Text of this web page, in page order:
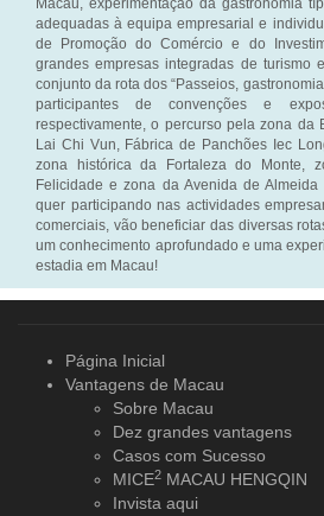
Macau, experimentação da gastronomia
adequadas à equipa empresarial e
de Promoção do Comércio e do
grandes empresas integradas de turismo
conjunto da rota dos “Passeios,
participantes de convenções e
respectivamente, o percurso pela zona da
Lai Chi Vun, Fábrica de Panchões Iec
zona histórica da Fortaleza do Monte,
Felicidade e zona da Avenida de Almeida
quer participando nas actividades
comerciais, vão beneficiar das diversas
um conhecimento aprofundado e uma
estadia em Macau!
Página Inicial
Vantagens de Macau
Sobre Macau
Dez grandes vantagens
Casos com Sucesso
MICE2 MACAU HENGQIN
Invista aqui